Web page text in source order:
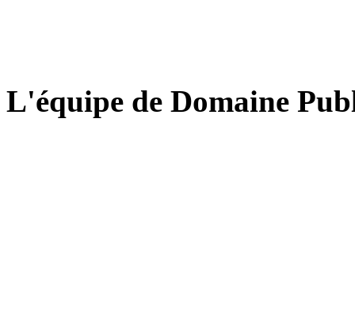
L'équipe de Domaine